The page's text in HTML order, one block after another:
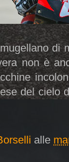
di
non è
del cielo
alle